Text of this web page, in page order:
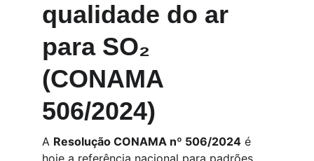
qualidade do ar
para SO₂
(CONAMA
506/2024)
A Resolução CONAMA nº 506/2024 é
hoje a referência nacional para padrões